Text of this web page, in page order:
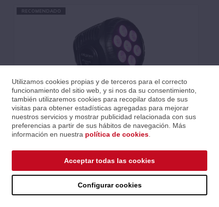
RECOMENDADO
WASH LED 7 X 10W RGBW
Ref.: LALMINIWASH710
Código EAN 3700166370685
Precios al iniciar sesión.
Utilizamos cookies propias y de terceros para el correcto
funcionamiento del sitio web, y si nos da su consentimiento,
también utilizaremos cookies para recopilar datos de sus
visitas para obtener estadísticas agregadas para mejorar
nuestros servicios y mostrar publicidad relacionada con sus
preferencias a partir de sus hábitos de navegación. Más
información en nuestra política de cookies
Configurar cookies
Acceptar todas las cookies